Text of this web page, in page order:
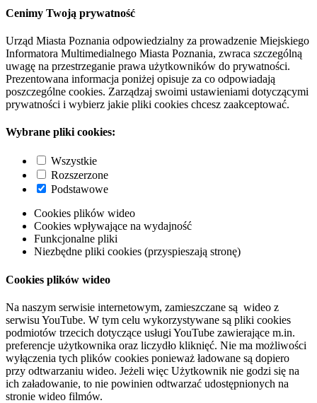
Cenimy Twoją prywatność
Urząd Miasta Poznania odpowiedzialny za prowadzenie Miejskiego
Informatora Multimedialnego Miasta Poznania, zwraca szczególną
uwagę na przestrzeganie prawa użytkowników do prywatności.
Prezentowana informacja poniżej opisuje za co odpowiadają
poszczególne cookies. Zarządzaj swoimi ustawieniami dotyczącymi
prywatności i wybierz jakie pliki cookies chcesz zaakceptować.
Wybrane pliki cookies:
Wszystkie
Rozszerzone
Podstawowe
Cookies plików wideo
Cookies wpływające na wydajność
Funkcjonalne pliki
Niezbędne pliki cookies (przyspieszają stronę)
Cookies plików wideo
Na naszym serwisie internetowym, zamieszczane są wideo z
serwisu YouTube. W tym celu wykorzystywane są pliki cookies
podmiotów trzecich dotyczące usługi YouTube zawierające m.in.
preferencje użytkownika oraz liczydło kliknięć. Nie ma możliwości
wyłączenia tych plików cookies ponieważ ładowane są dopiero
przy odtwarzaniu wideo. Jeżeli więc Użytkownik nie godzi się na
ich załadowanie, to nie powinien odtwarzać udostępnionych na
stronie wideo filmów.